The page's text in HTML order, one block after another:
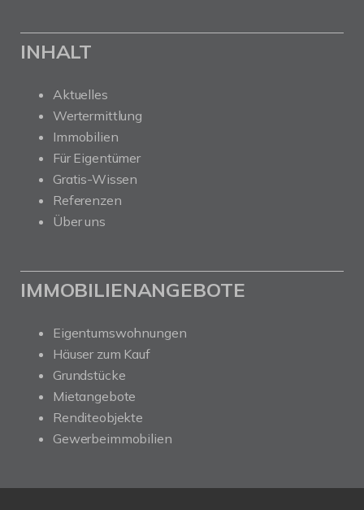
INHALT
Aktuelles
Wertermittlung
Immobilien
Für Eigentümer
Gratis-Wissen
Referenzen
Über uns
IMMOBILIENANGEBOTE
Eigentumswohnungen
Häuser zum Kauf
Grundstücke
Mietangebote
Renditeobjekte
Gewerbeimmobilien